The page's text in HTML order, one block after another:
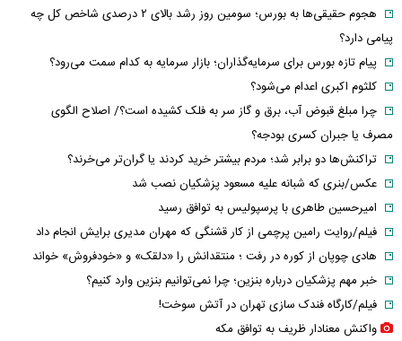
هجوم حقیقی‌ها به بورس؛ سومین روز رشد بالای ۲ درصدی شاخص کل چه
پیامی دارد؟
پیام تازه بورس برای سرمایه‌گذاران؛ بازار سرمایه به کدام سمت می‌رود؟
کلثوم اکبری اعدام می‌شود؟
چرا مبلغ قبوض آب، برق و گاز سر به فلک کشیده است؟/ اصلاح الگوی
مصرف یا جبران کسری بودجه؟
تراکنش‌ها دو برابر شد؛ مردم بیشتر خرید کردند یا گران‌تر می‌خرند؟
عکس/بنری که شبانه علیه مسعود پزشکیان نصب شد
امیرحسین طاهری با پرسپولیس به توافق رسید
فیلم/روایت رامین پرچمی از کار قشنگی که مهران مدیری برایش انجام داد
هادی چوپان از کوره در رفت ؛ منتقدانش را «دلقک» و «خودفروش» خواند
خبر مهم پزشکیان درباره بنزین؛ چرا نمی‌توانیم بنزین وارد کنیم؟
فیلم/کارگاه فندک سازی تهران در آتش سوخت!
واکنش معنادار ظریف به توافق مکه